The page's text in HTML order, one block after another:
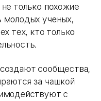
только похожие
молодых ученых,
тех, кто только
сообщества,
за чашкой
с